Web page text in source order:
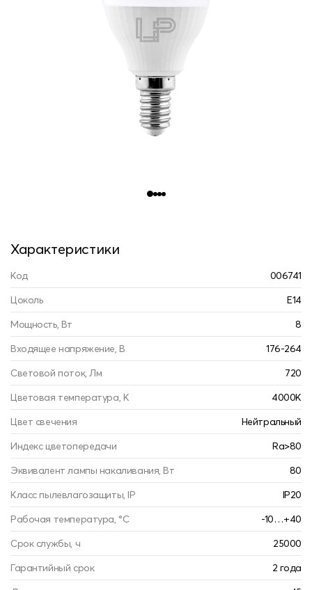
Характеристики
Код
006741
Цоколь
E14
Мощность, Вт
8
Входящее напряжение, В
176-264
Световой поток, Лм
720
Цветовая температура, К
4000K
Цвет свечения
Нейтральный
Индекс цветопередачи
Ra>80
Эквивалент лампы накаливания, Вт
80
Класс пылевлагозащиты, IP
IP20
Рабочая температура, °С
-10…+40
Срок службы, ч
25000
Гарантийный срок
2 года